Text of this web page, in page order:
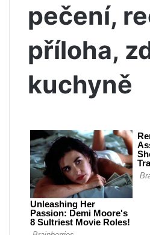
pečení,
příloha,
kuchyně